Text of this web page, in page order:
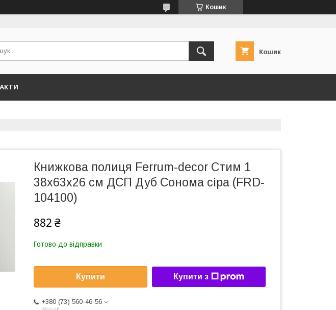
Кошик
Кошик
Книжкова полиця Ferrum-decor Стим 1
38x63x26 см ДСП Дуб Сонома сіра (FRD-
104100)
882 ₴
Готово до відправки
Купити Купити з
+380 (73) 560-46-56